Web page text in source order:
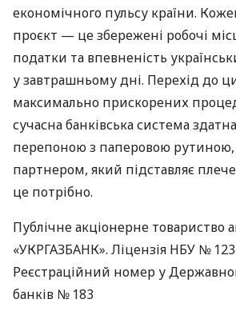
економічного пульсу країни.
проєкт — це збережені робочі
податки та впевненість
у завтрашньому дні. Перехід до
максимально прискорених
сучасна банківська система
перепоною з паперовою
партнером, який підставляє
це потрібно.
Публічне акціонерне товариство
«УКРГАЗБАНК». Ліцензія НБУ № 123
Реєстраційний номер у
банків № 183